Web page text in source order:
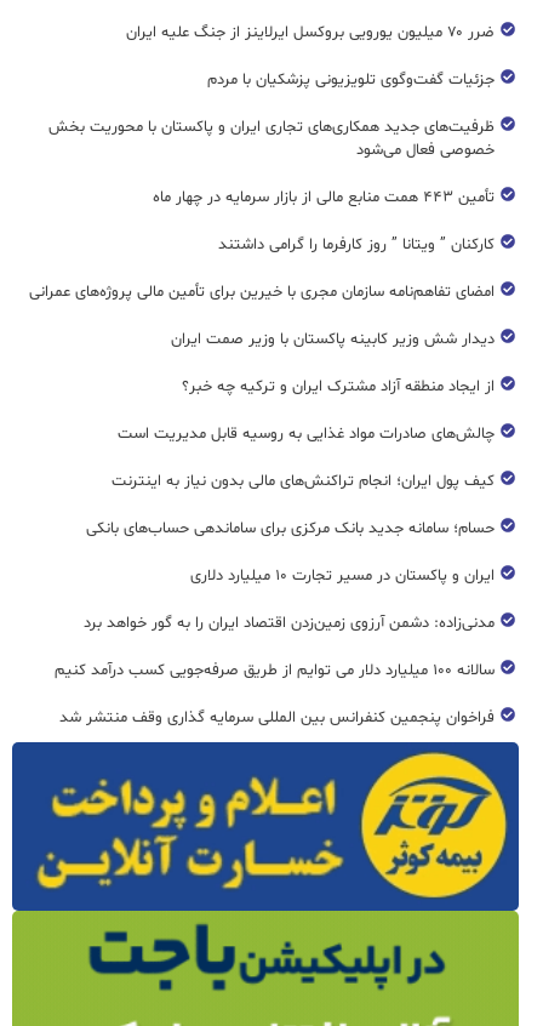
ضرر ۷۰ میلیون یورویی بروکسل ایرلاینز از جنگ علیه ایران
جزئیات گفت‌وگوی تلویزیونی پزشکیان با مردم
ظرفیت‌های جدید همکاری‌های تجاری ایران و پاکستان با محوریت بخش
خصوصی فعال می‌شود
تأمین ۴۴۳ همت منابع مالی از بازار سرمایه در چهار ماه
کارکنان ” ویتانا ” روز کارفرما را گرامی داشتند
امضای تفاهم‌نامه سازمان مجری با خیرین برای تأمین مالی پروژه‌های عمرانی
دیدار شش وزیر کابینه پاکستان با وزير صمت ایران
از ایجاد منطقه آزاد مشترک ایران و ترکیه چه خبر؟
چالش‌های صادرات مواد غذایی به روسیه قابل مدیریت است
کیف پول ایران؛ انجام تراکنش‌های مالی بدون نیاز به اینترنت
حسام؛ سامانه جدید بانک مرکزی برای ساماندهی حساب‌های بانکی
ایران و پاکستان در مسیر تجارت ۱۰ میلیارد دلاری
مدنی‌زاده: دشمن آرزوی زمین‌زدن اقتصاد ایران را به گور خواهد برد
سالانه ۱۰۰ میلیارد دلار می توایم از طریق صرفه‌جویی کسب درآمد کنیم
فراخوان پنجمین کنفرانس بین المللی سرمایه گذاری وقف منتشر شد